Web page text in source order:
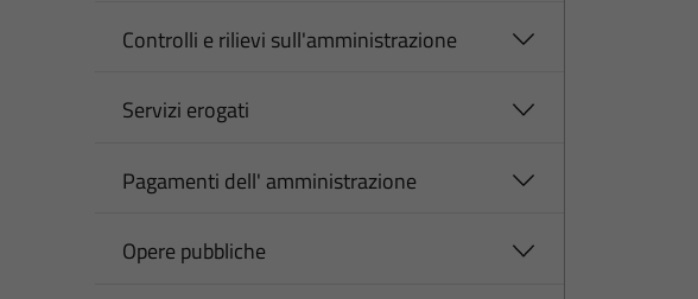
Controlli e rilievi sull'amministrazione
Servizi erogati
Pagamenti dell' amministrazione
Opere pubbliche